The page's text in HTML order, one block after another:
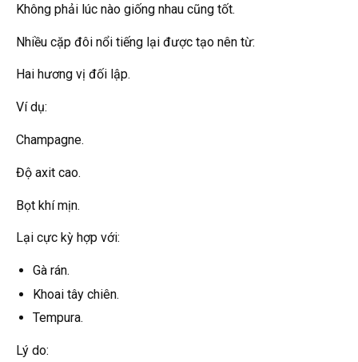
Không phải lúc nào giống nhau cũng tốt.
Nhiều cặp đôi nổi tiếng lại được tạo nên từ:
Hai hương vị đối lập.
Ví dụ:
Champagne.
Độ axit cao.
Bọt khí mịn.
Lại cực kỳ hợp với:
Gà rán.
Khoai tây chiên.
Tempura.
Lý do: